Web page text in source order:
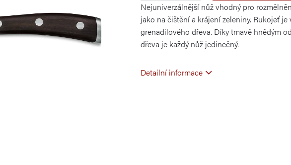
Nejuniverzálnější nůž vhodný pro
jako na čištění a krájení zeleniny. Rukojeť je
grenadilového dřeva. Díky tmavě hnědým
dřeva je každý nůž jedinečný.
Detailní informace